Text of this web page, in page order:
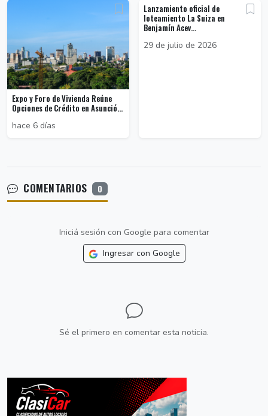
Expo y Foro de Vivienda Reúne
Opciones de Crédito en Asunció...
hace 6 días
Lanzamiento oficial de
loteamiento La Suiza en
Benjamín Acev...
29 de julio de 2026
COMENTARIOS 0
Iniciá sesión con Google para comentar
Ingresar con Google
Sé el primero en comentar esta noticia.